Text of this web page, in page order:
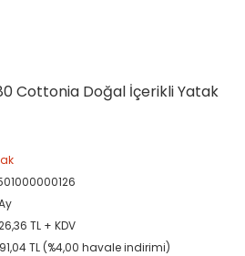
Cottonia Doğal İçerikli Yatak
TL + KDV
TL (%4,00 havale indirimi)